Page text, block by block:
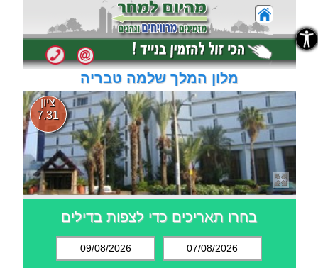
מלון המלך שלמה טבריה
ציון
7.31
בחרו תאריכים כדי לצפות בדילים
09/08/2026 07/08/2026
נגישות
נגישות